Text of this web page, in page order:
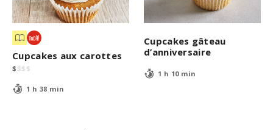
Cupcakes aux carottes
$ $$ $
1 h 38 min
Cupcakes gâteau
d’anniversaire
1 h 10 min